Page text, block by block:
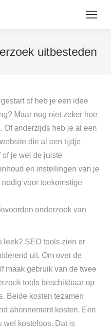
uitbesteden
of heb je een idee
Maar nog niet zeker hoe
Of anderzijds heb je al een
die al een tijdje
of je wel de juiste
en instellingen van je
voor toekomstige
onderzoek van
leek? SEO tools zien er
uit. Om over de
maak gebruik van de twee
tools beschikbaar op
Beide kosten tezamen
abonnement kosten. Een
wel kosteloos. Dat is